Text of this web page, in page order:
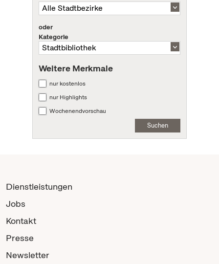
oder
Kategorie
Weitere Merkmale
nur kostenlos
nur Highlights
Wochenendvorschau
Suchen
Dienstleistungen
Jobs
Kontakt
Presse
Newsletter